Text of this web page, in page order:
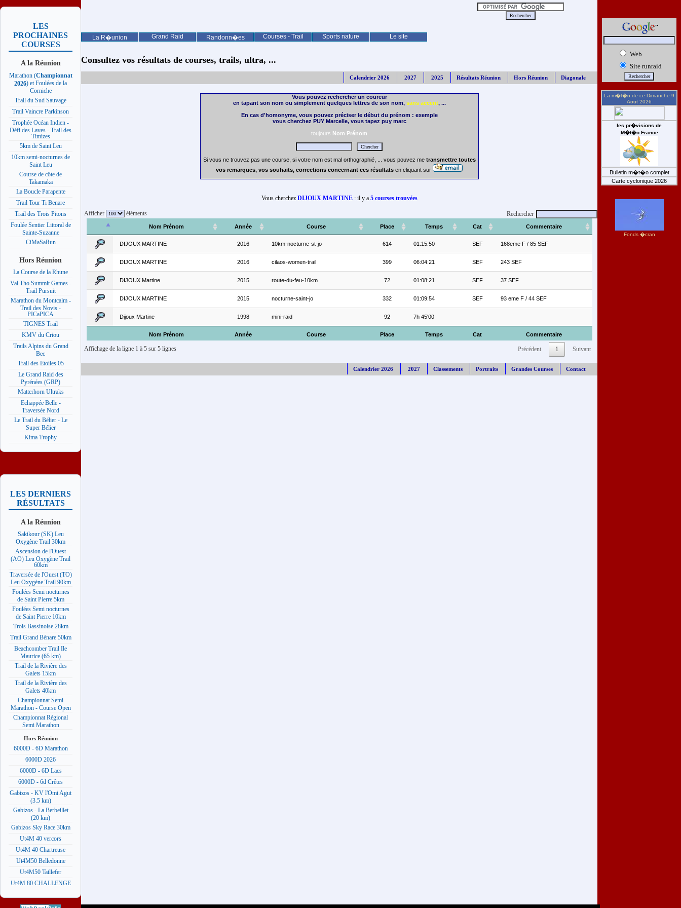
La R�union Grand Raid Randonn�es Courses - Trail Sports nature Le site
LES
PROCHAINES
COURSES
A la Réunion
Marathon (Championnat
2026) et Foulées de la
Corniche
Trail du Sud Sauvage
Trail Vaincre Parkinson
Trophée Océan Indien -
Défi des Laves - Trail des
Timizes
5km de Saint Leu
10km semi-nocturnes de
Saint Leu
Course de côte de
Takamaka
La Boucle Parapente
Trail Tour Ti Benare
Trail des Trois Pitons
Foulée Sentier Littoral de
Sainte-Suzanne
CiMaSaRun
Hors Réunion
La Course de la Rhune
Val Tho Summit Games -
Trail Pursuit
Marathon du Montcalm -
Trail des Novis -
PICaPICA
TIGNES Trail
KMV du Criou
Trails Alpins du Grand
Bec
Trail des Etoiles 05
Le Grand Raid des
Pyrénées (GRP)
Matterhorn Ultraks
Echappée Belle -
Traversée Nord
Le Trail du Bélier - Le
Super Bélier
Kima Trophy
LES DERNIERS
RÉSULTATS
A la Réunion
Sakikour (SK) Leu
Oxygène Trail 30km
Ascension de l'Ouest
(AO) Leu Oxygène Trail
60km
Traversée de l'Ouest (TO)
Leu Oxygène Trail 90km
Foulées Semi nocturnes
de Saint Pierre 5km
Foulées Semi nocturnes
de Saint Pierre 10km
Trois Bassinoise 28km
Trail Grand Bénare 50km
Beachcomber Trail Ile
Maurice (65 km)
Trail de la Rivière des
Galets 15km
Trail de la Rivière des
Galets 40km
Championnat Semi
Marathon - Course Open
Championnat Régional
Semi Marathon
Hors Réunion
6000D - 6D Marathon
6000D 2026
6000D - 6D Lacs
6000D - 6d Crêtes
Gabizos - KV l'Omi Agut
(3.5 km)
Gabizos - La Berbeillet
(20 km)
Gabizos Sky Race 30km
Ut4M 40 vercors
Ut4M 40 Chartreuse
Ut4M50 Belledonne
Ut4M50 Taillefer
Ut4M 80 CHALLENGE
Consultez vos résultats de courses, trails, ultra, ...
Calendrier 2026 2027 2025 Résultats Réunion Hors Réunion Diagonale
Vous pouvez rechercher un coureur
en tapant son nom ou simplement quelques lettres de son nom, sans accent, ...
En cas d'homonyme, vous pouvez préciser le début du prénom : exemple
vous cherchez PUY Marcelle, vous tapez puy marc
toujours Nom Prénom
Si vous ne trouvez pas une course, si votre nom est mal orthographié, ... vous pouvez me transmettre toutes
vos remarques, vos souhaits, corrections concernant ces résultats en cliquant sur
Vous cherchez DIJOUX MARTINE: il y a 5 courses trouvées
Afficher éléments Rechercher
Nom Prénom Année Course Place Temps Cat Commentaire
Nom Prénom Année Course Place Temps Cat Commentaire
DIJOUX MARTINE 2016 10km-nocturne-st-jo 614 01:15:50 SEF 168eme F / 85 SEF
DIJOUX MARTINE 2016 cilaos-women-trail 399 06:04:21 SEF 243 SEF
DIJOUX Martine 2015 route-du-feu-10km 72 01:08:21 SEF 37 SEF
DIJOUX MARTINE 2015 nocturne-saint-jo 332 01:09:54 SEF 93 eme F / 44 SEF
Dijoux Martine 1998 mini-raid 92 7h 45'00
Affichage de la ligne 1 à 5 sur 5 lignes Précédent 1 Suivant
Calendrier 2026 2027 Classements Portraits Grandes Courses Contact
Web
Site runraid
La m�t�o de ce Dimanche 9
Aout 2026
les pr�visions de
M�t�o France
Bulletin m�t�o complet
Carte cyclonique 2026
Fonds �cran